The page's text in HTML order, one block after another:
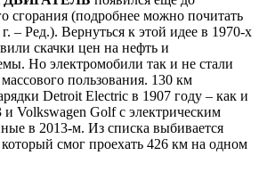
сгорания (подробнее можно почитать
– Ред.). Вернуться к этой идее в 1970-х
скачки цен на нефть и
Но электромобили так и не стали
пользования. 130 км
Detroit Electric в 1907 году – как и
Volkswagen Golf с электрическим
в 2013-м. Из списка выбивается
смог проехать 426 км на одном